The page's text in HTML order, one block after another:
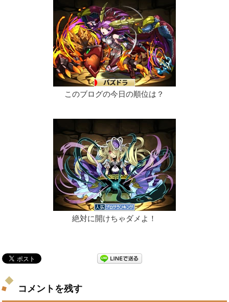
このブログの今日の順位は？
絶対に開けちゃダメよ！
コメントを残す